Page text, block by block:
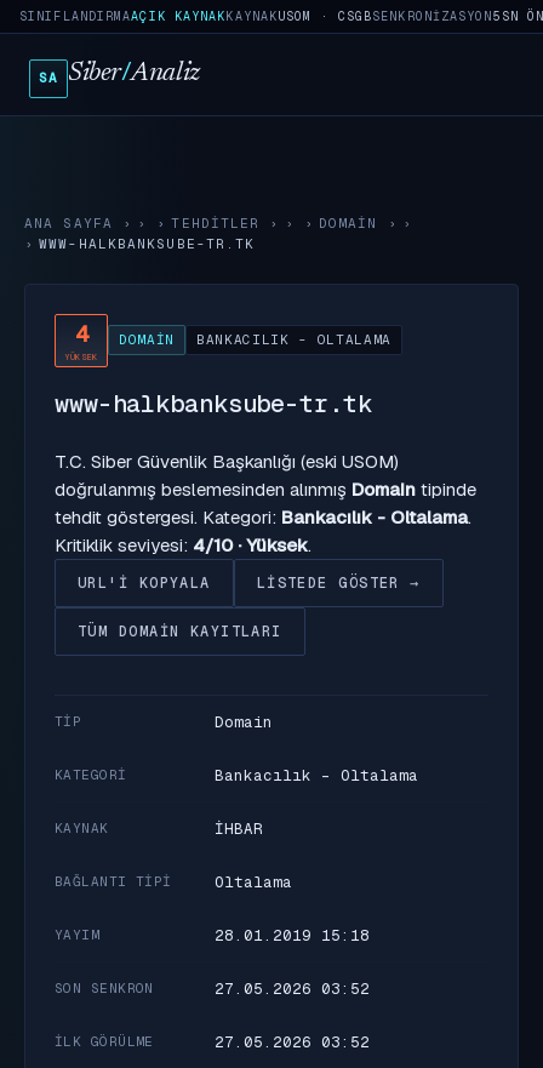
SINIFLANDIRMAAÇIK KAYNAKKAYNAKUSOM · CSGBSENKRONIZASYON5SN
SA Siber/Analiz
ANA SAYFA › TEHDITLER › DOMAIN
›
WWW-HALKBANKSUBE-TR.TK
4
YÜKSEK
DOMAIN BANKACILIK - OLTALAMA
www-halkbanksube-tr.tk
T.C. Siber Güvenlik Başkanlığı (eski USOM)
doğrulanmış beslemesinden alınmış Domain tipinde
tehdit göstergesi. Kategori: Bankacılık - Oltalama.
Kritiklik seviyesi: 4/10 · Yüksek.
URL'I KOPYALA LISTEDE GÖSTER →
TÜM DOMAIN KAYITLARI
TIP Domain
KATEGORI Bankacılık - Oltalama
KAYNAK İHBAR
BAĞLANTI TIPI Oltalama
YAYIM 28.01.2019 15:18
SON SENKRON 27.05.2026 03:52
İLK GÖRÜLME 27.05.2026 03:52